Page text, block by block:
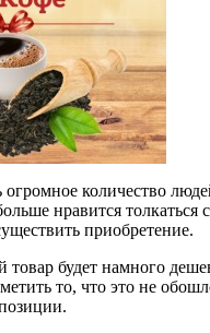
количество
нравится
приобретение.
будет намного
то, что это не